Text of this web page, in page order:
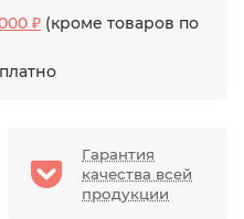
₽ (кроме товаров по
Гарантия
качества всей
продукции